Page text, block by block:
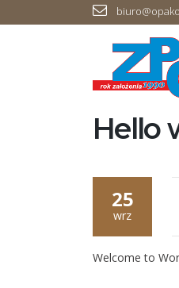
Hello
25
wrz
Welcome to